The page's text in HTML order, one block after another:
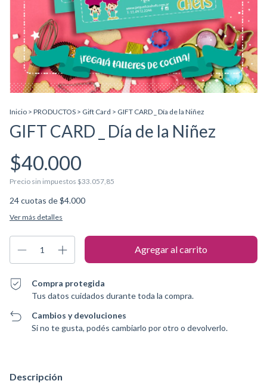
Inicio > PRODUCTOS > Gift Card > GIFT CARD _ Día de la Niñez
GIFT CARD _ Día de la Niñez
$40.000
Precio sin impuestos $33.057,85
24cuotas de$4.000
Ver más detalles
Compra protegida
Tus datos cuidados durante toda la compra.
Cambios y devoluciones
Si no te gusta, podés cambiarlo por otro o devolverlo.
Descripción